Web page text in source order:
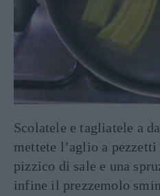
Scolatele e tagliatele a
mettete l’aglio a
pizzico di sale e una
infine il prezzemolo